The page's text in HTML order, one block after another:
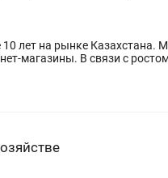
10 лет на рынке
через розничные точки и интернет-магазины. В связи с